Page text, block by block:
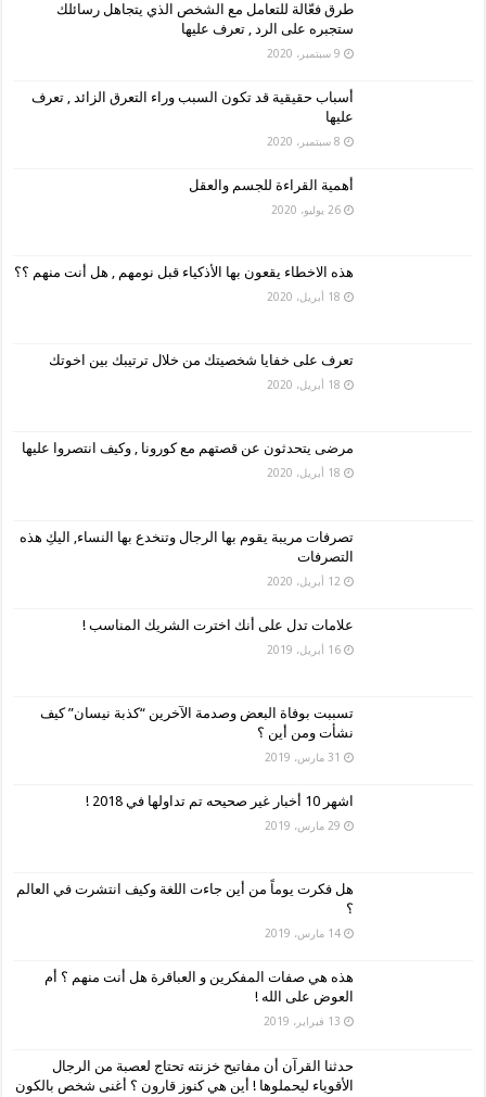
طرق فعّالة للتعامل مع الشخص الذي يتجاهل رسائلك
ستجبره على الرد , تعرف عليها
9 سبتمبر، 2020
أسباب حقيقية قد تكون السبب وراء التعرق الزائد , تعرف
عليها
8 سبتمبر، 2020
أهمية القراءة للجسم والعقل
26 يوليو، 2020
هذه الاخطاء يقعون بها الأذكياء قبل نومهم , هل أنت منهم ؟؟
18 أبريل، 2020
تعرف على خفايا شخصيتك من خلال ترتيبك بين اخوتك
18 أبريل، 2020
مرضى يتحدثون عن قصتهم مع كورونا , وكيف انتصروا عليها
18 أبريل، 2020
تصرفات مريبة يقوم بها الرجال وتنخدع بها النساء, اليكِ هذه
التصرفات
12 أبريل، 2020
علامات تدل على أنك اخترت الشريك المناسب !
16 أبريل، 2019
تسببت بوفاة البعض وصدمة الآخرين “كذبة نيسان” كيف
نشأت ومن أين ؟
31 مارس، 2019
اشهر 10 أخبار غير صحيحه تم تداولها في 2018 !
29 مارس، 2019
هل فكرت يوماً من أين جاءت اللغة وكيف انتشرت في العالم
؟
14 مارس، 2019
هذه هي صفات المفكرين و العباقرة هل أنت منهم ؟ أم
العوض على الله !
13 فبراير، 2019
حدثنا القرآن أن مفاتيح خزنته تحتاج لعصبة من الرجال
الأقوياء ليحملوها ! أين هي كنوز قارون ؟ أغنى شخص بالكون